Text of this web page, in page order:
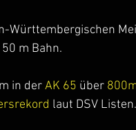
Württembergischen
m Bahn.
in der AK 65 über
laut DSV